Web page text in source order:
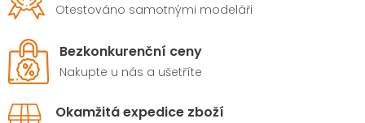
Otestováno samotnými modeláři
Bezkonkurenční ceny
Nakupte u nás a ušetříte
Okamžitá expedice zboží